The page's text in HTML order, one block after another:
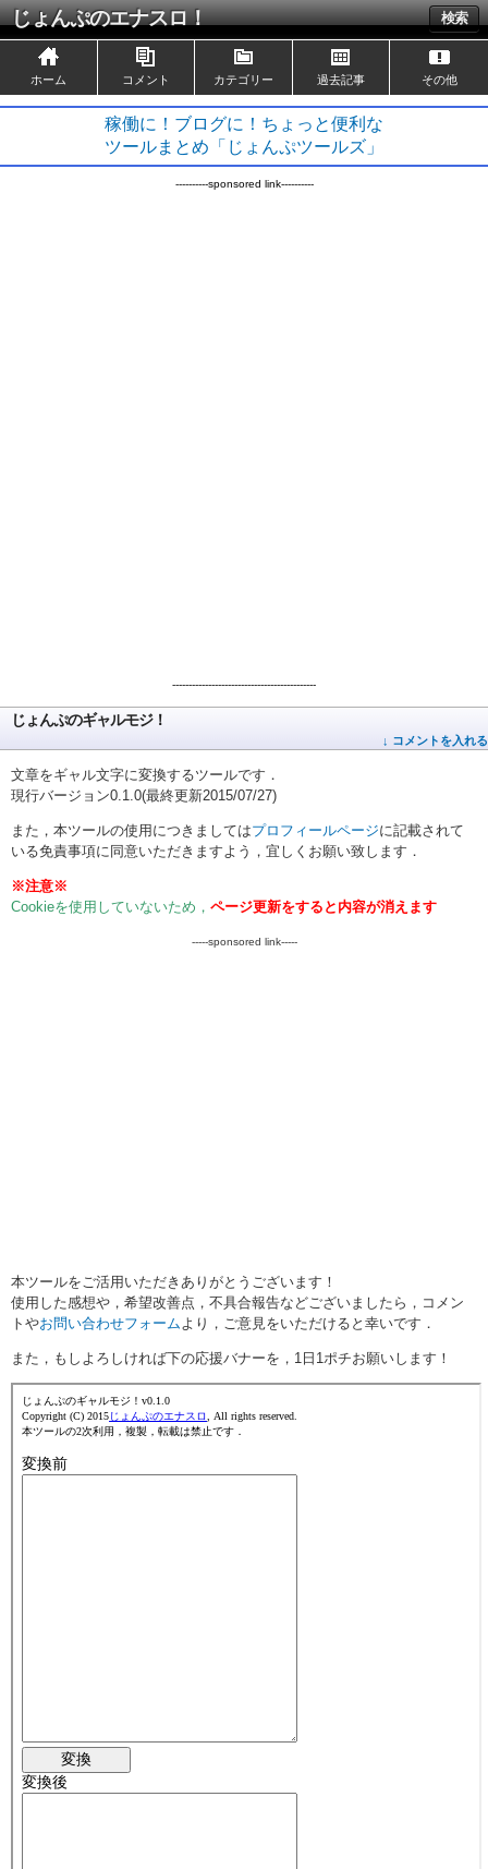
じょんぷのエナスロ！ 検索
ホーム コメント カテゴリー 過去記事 その他
稼働に！ブログに！ちょっと便利な
ツールまとめ「じょんぷツールズ」
----------sponsored link----------
--------------------------------------------
じょんぷのギャルモジ！
↓ コメントを入れる
文章をギャル文字に変換するツールです．
現行バージョン0.1.0(最終更新2015/07/27)
また，本ツールの使用につきましてはプロフィールページに記載されて
いる免責事項に同意いただきますよう，宜しくお願い致します．
※注意※
Cookieを使用していないため， ページ更新をすると内容が消えます
-----sponsored link-----
本ツールをご活用いただきありがとうございます！
使用した感想や，希望改善点，不具合報告などございましたら，コメン
トやお問い合わせフォームより，ご意見をいただけると幸いです．
また，もしよろしければ下の応援バナーを，1日1ポチお願いします！